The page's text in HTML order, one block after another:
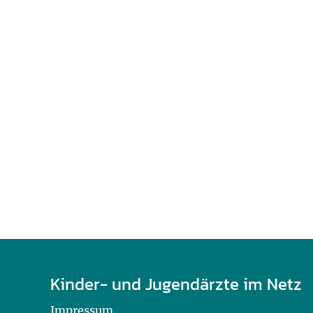
Kinder- und Jugendärzte im Netz
Impressum